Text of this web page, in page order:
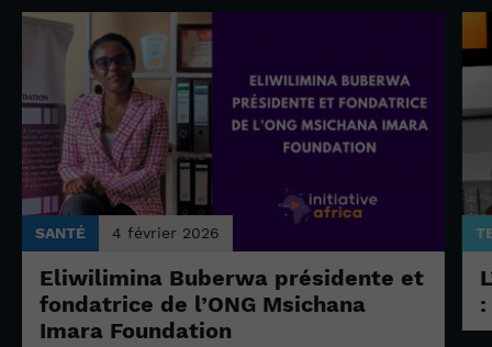
SANTÉ 4 février 2026
Eliwilimina Buberwa présidente et
fondatrice de l’ONG Msichana
Imara Foundation